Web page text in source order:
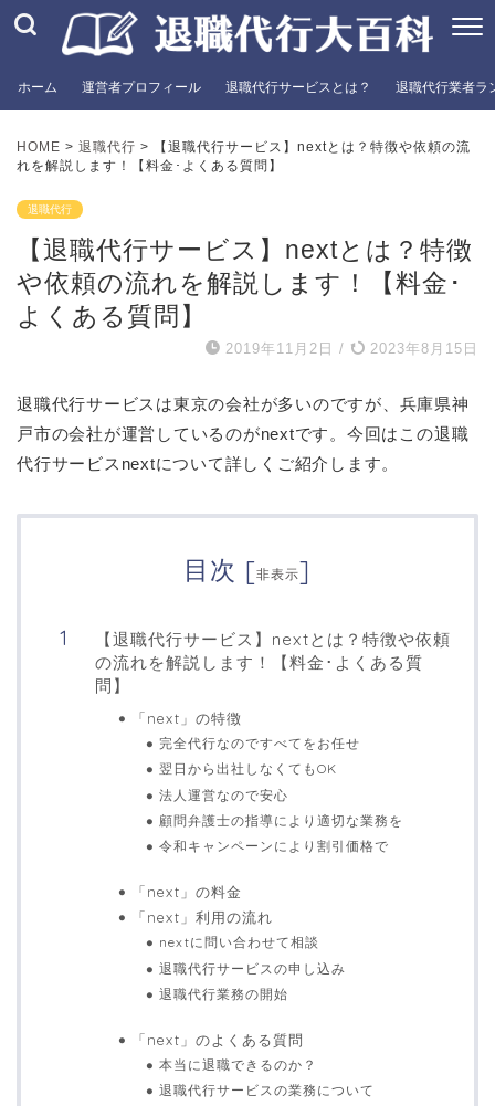
ホーム 運営者プロフィール 退職代行サービスとは？ 退職代行業者ラ
HOME > 退職代行 >
【退職代行サービス】nextとは？特徴や依頼の流
れを解説します！【料金･よくある質問】
退職代行
【退職代行サービス】nextとは？特徴
や依頼の流れを解説します！【料金･
よくある質問】
2019年11月2日 / 2023年8月15日
退職代行サービスは東京の会社が多いのですが、兵庫県神
戸市の会社が運営しているのがnextです。今回はこの退職
代行サービスnextについて詳しくご紹介します。
目次 [非表示]
【退職代行サービス】nextとは？特徴や依頼
の流れを解説します！【料金･よくある質
問】
「next」の特徴
完全代行なのですべてをお任せ
翌日から出社しなくてもOK
法人運営なので安心
顧問弁護士の指導により適切な業務を
令和キャンペーンにより割引価格で
「next」の料金
「next」利用の流れ
nextに問い合わせて相談
退職代行サービスの申し込み
退職代行業務の開始
「next」のよくある質問
本当に退職できるのか？
退職代行サービスの業務について